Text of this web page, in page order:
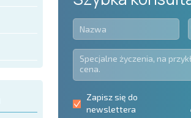
Zapisz się do
newslettera